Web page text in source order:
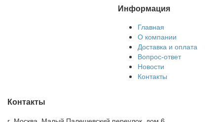
Информация
Главная
О компании
Доставка и оплата
Вопрос-ответ
Новости
Контакты
Контакты